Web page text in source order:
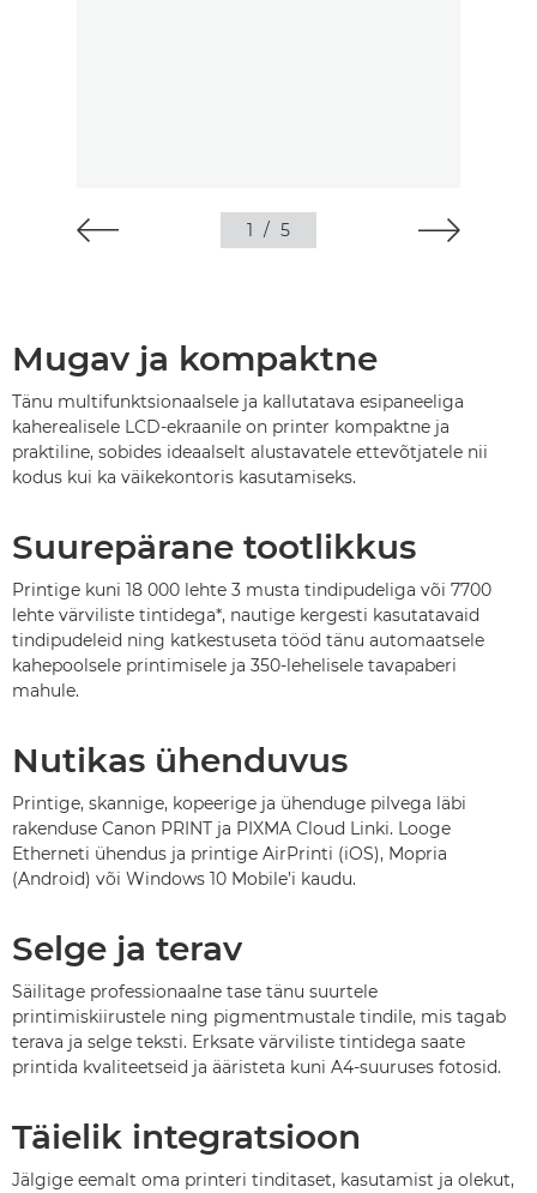
1 / 5
Mugav ja kompaktne
Tänu multifunktsionaalsele ja kallutatava esipaneeliga
kaherealisele LCD-ekraanile on printer kompaktne ja
praktiline, sobides ideaalselt alustavatele ettevõtjatele nii
kodus kui ka väikekontoris kasutamiseks.
Suurepärane tootlikkus
Printige kuni 18 000 lehte 3 musta tindipudeliga või 7700
lehte värviliste tintidega*, nautige kergesti kasutatavaid
tindipudeleid ning katkestuseta tööd tänu automaatsele
kahepoolsele printimisele ja 350-lehelisele tavapaberi
mahule.
Nutikas ühenduvus
Printige, skannige, kopeerige ja ühenduge pilvega läbi
rakenduse Canon PRINT ja PIXMA Cloud Linki. Looge
Etherneti ühendus ja printige AirPrinti (iOS), Mopria
(Android) või Windows 10 Mobile’i kaudu.
Selge ja terav
Säilitage professionaalne tase tänu suurtele
printimiskiirustele ning pigmentmustale tindile, mis tagab
terava ja selge teksti. Erksate värviliste tintidega saate
printida kvaliteetseid ja ääristeta kuni A4-suuruses fotosid.
Täielik integratsioon
Jälgige eemalt oma printeri tinditaset, kasutamist ja olekut,